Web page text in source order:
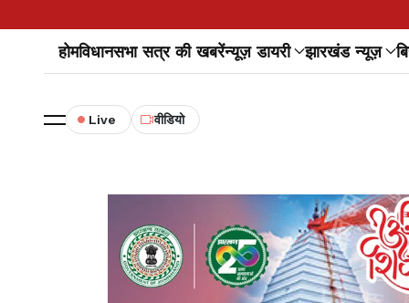
होमविधानसभा सत्र की खबरेंन्यूज़ डायरी झारखंड न्यूज़
Live वीडियो